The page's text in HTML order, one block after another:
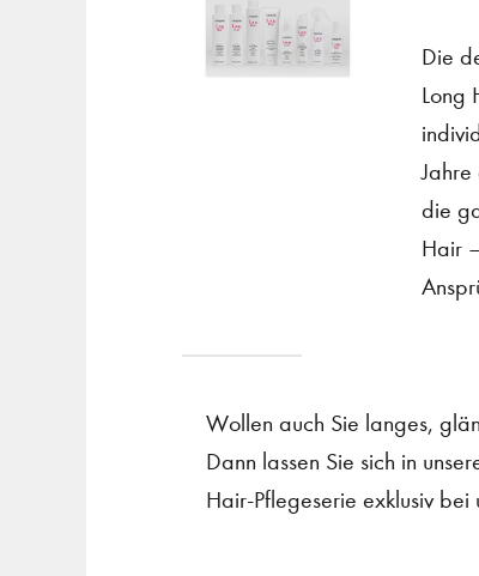
Die
Long
die
Hair
Wollen auch Sie langes,
Dann lassen Sie sich in
Hair-Pflegeserie exklusiv bei